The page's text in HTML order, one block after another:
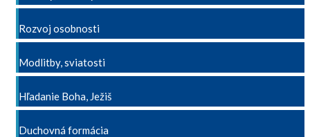
Rozvoj osobnosti
Modlitby, sviatosti
Hľadanie Boha, Ježiš
Duchovná formácia